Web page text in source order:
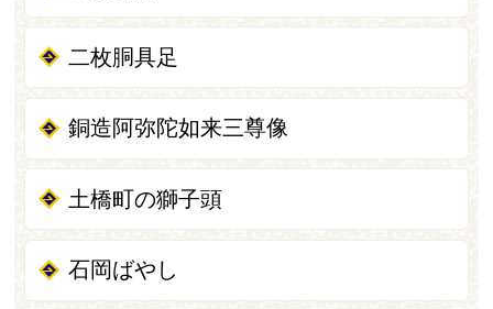
二枚胴具足
銅造阿弥陀如来三尊像
土橋町の獅子頭
石岡ばやし